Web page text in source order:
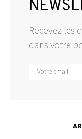
Recevez les
dans votre